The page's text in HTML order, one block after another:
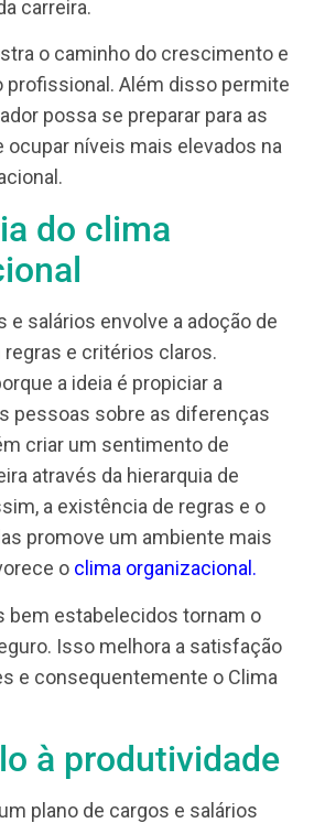
Dessa forma, a empresa
de prevenção de riscos.
forma uma base sólida de
de litígios trabalhistas.
do
dos
cargos e salários orienta a
porque ele organiza a
Isto é, evidencia as
da Gestão de Pessoas
cada um deve fazer, o que
e o que cada um deve
da carreira.
o caminho do
profissional. Além disso
possa se preparar para as
ocupar níveis mais elevados
do clima